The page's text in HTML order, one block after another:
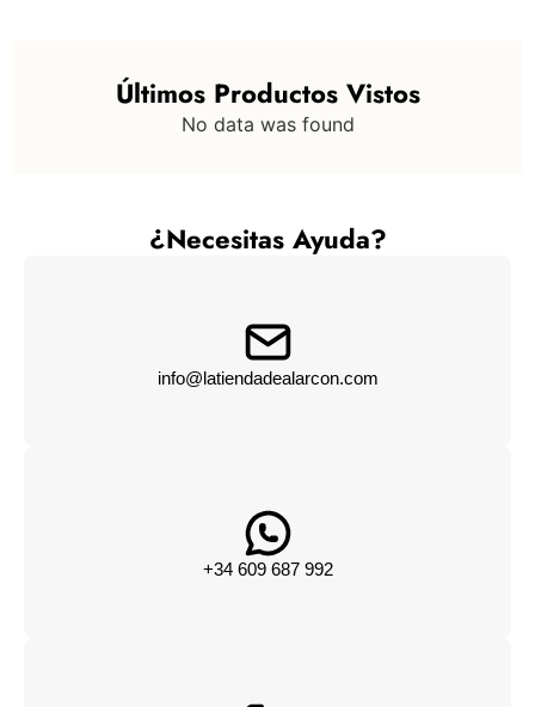
Últimos Productos Vistos
No data was found
¿Necesitas Ayuda?
info@latiendadealarcon.com
+34 609 687 992